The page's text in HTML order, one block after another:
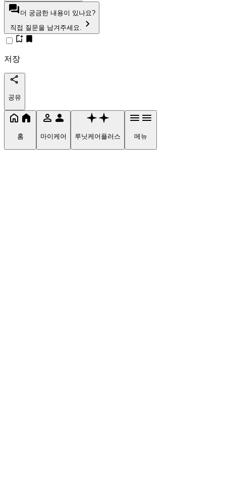
더 궁금한 내용이 있나요?
직접 질문을 남겨주세요.
저장
공유
홈 마이케어 루닛케어플러스 메뉴